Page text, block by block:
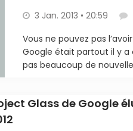
3 Jan. 2013 • 20:59
Vous ne pouvez pas
Google était partout il y a
pas beaucoup de
Glass de Google